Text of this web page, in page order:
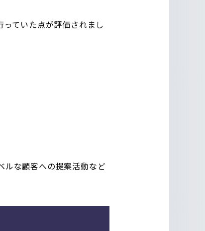
ていた点が評価されまし
ルな顧客への提案活動など